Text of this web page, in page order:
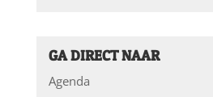
GA DIRECT NAAR
Agenda